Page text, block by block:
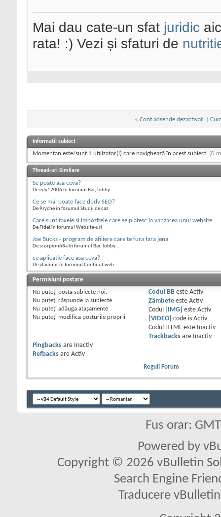
Mai dau cate-un sfat juridic
rata! :) Vezi și sfaturi de
« Cont adsende dezactivat.|
Informații subiect
Momentan este/sunt 1 utilizator(i) care navighează în acest subiect. (0
Thread-uri Similare
Se poate asa ceva?
De edy12006 în forumul Bar, lobby...
Ce se mai poate face dpdv SEO?
De Psyche în forumul Studii de caz
Care sunt taxele si impozitele care se platesc la vanzarea unui website
De Fidel în forumul Website-uri
Joe Bucks - program de afiliere care te fura fara jena
De scorpion68a în forumul Bar, lobby...
ce aplicatie face asa ceva?
De vladimir în forumul Continut web
Permisiuni postare
Nu puteţi posta subiecte noi.
Nu puteţi răspunde la subiecte
Nu puteţi adăuga ataşamente
Nu puteţi modifica posturile proprii
Codul BBeste Activ
Zâmbeteeste Activ
Codul
[IMG] este Activ
[VIDEO]
code is Activ
Codul HTML este
Inactiv
Trackbacksare
Inactiv
Pingbacks are
Inactiv
Refbacks are Activ
Reguli Forum
Fus orar:
Powered by
Copyright © 2026 vBulletin
Search Engine
Traducere